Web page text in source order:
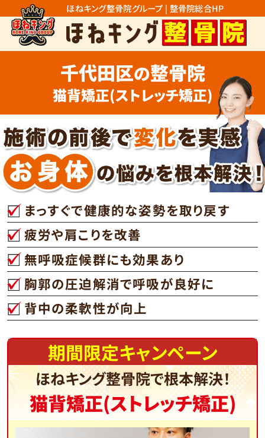
ほねキング整骨院グループ | 整骨院総合HP
千代田区の整骨院
猫背矯正(ストレッチ矯正)
まっすぐで健康的な姿勢を取り戻す
疲労や肩こりを改善
無呼吸症候群にも効果あり
胸郭の圧迫解消で呼吸が良好に
背中の柔軟性が向上
期間限定キャンペーン
ほねキング整骨院で根本解決！
猫背矯正(ストレッチ矯正)